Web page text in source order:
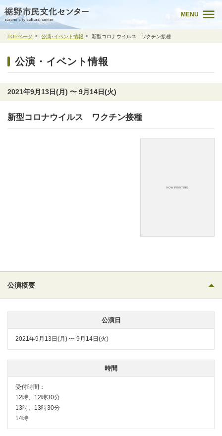
MENU
TOPページ 公演･イベント情報 新型コロナウイルス ワクチン接種
公演・イベント情報
2021年9月13日(月) 〜 9月14日(火)
新型コロナウイルス ワクチン接種
公演概要
公演日
2021年9月13日(月) 〜 9月14日(火)
時間
受付時間：
12時、12時30分
13時、13時30分
14時